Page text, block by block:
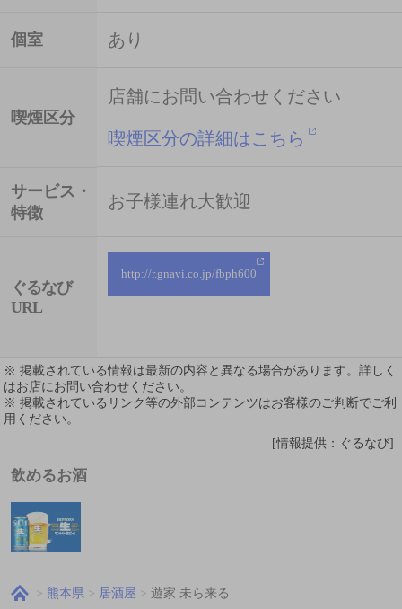
個室 あり
喫煙区分
店舗にお問い合わせください
喫煙区分の詳細はこちら
サービス・
特徴
お子様連れ大歓迎
ぐるなび
URL
http://r.gnavi.co.jp/fbph600
※ 掲載されている情報は最新の内容と異なる場合があります。詳しく
はお店にお問い合わせください。
※ 掲載されているリンク等の外部コンテンツはお客様のご判断でご利
用ください。
[情報提供：ぐるなび]
飲めるお酒
熊本県 居酒屋 遊家 未ら来る